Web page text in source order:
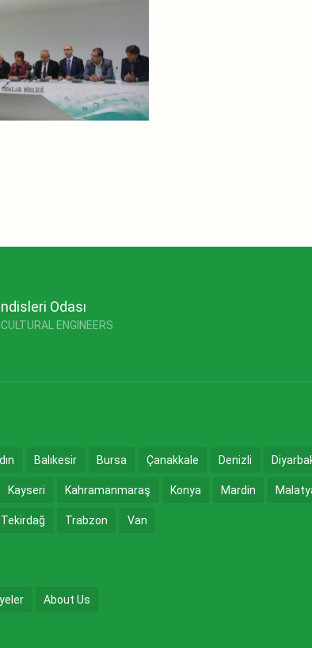
Odası
ENGINEERS
Balıkesir Bursa Çanakkale Denizli
Kayseri Kahramanmaraş Konya Mardin
Tekirdağ Trabzon Van
About Us